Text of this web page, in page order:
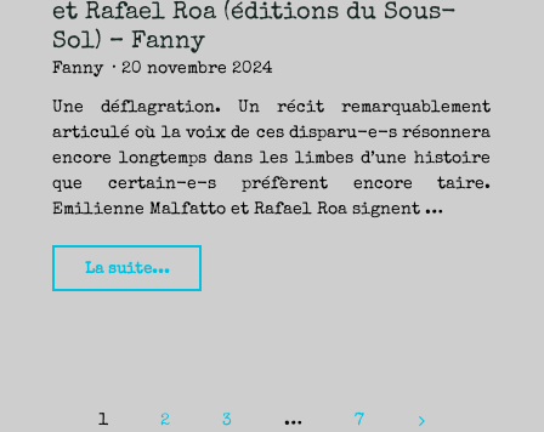
et Rafael Roa (éditions du Sous-
Sol) – Fanny
Fanny 20 novembre 2024
Une déflagration. Un récit remarquablement
articulé où la voix de ces disparu-e-s résonnera
encore longtemps dans les limbes d’une histoire
que certain-e-s préfèrent encore taire.
Emilienne Malfatto et Rafael Roa signent …
La suite...
est
cheveux
1 2 3 … 7